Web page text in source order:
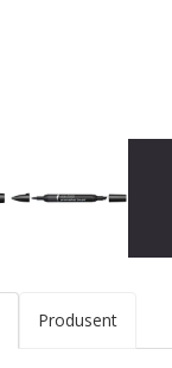
Produsent